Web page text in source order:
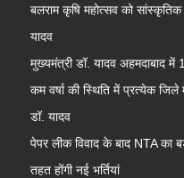
बलराम कृषि महोत्सव को
यादव
मुख्यमंत्री डॉ. यादव अहमदाबाद
कम वर्षा की स्थिति में प्रत्येक
डॉ. यादव
पेपर लीक विवाद के बाद NTA का
तहत होंगी नई भर्तियां